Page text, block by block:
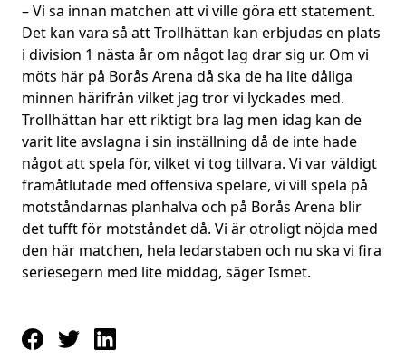
– Vi sa innan matchen att vi ville göra ett statement.
Det kan vara så att Trollhättan kan erbjudas en plats
i division 1 nästa år om något lag drar sig ur. Om vi
möts här på Borås Arena då ska de ha lite dåliga
minnen härifrån vilket jag tror vi lyckades med.
Trollhättan har ett riktigt bra lag men idag kan de
varit lite avslagna i sin inställning då de inte hade
något att spela för, vilket vi tog tillvara. Vi var väldigt
framåtlutade med offensiva spelare, vi vill spela på
motståndarnas planhalva och på Borås Arena blir
det tufft för motståndet då. Vi är otroligt nöjda med
den här matchen, hela ledarstaben och nu ska vi fira
seriesegern med lite middag, säger Ismet.